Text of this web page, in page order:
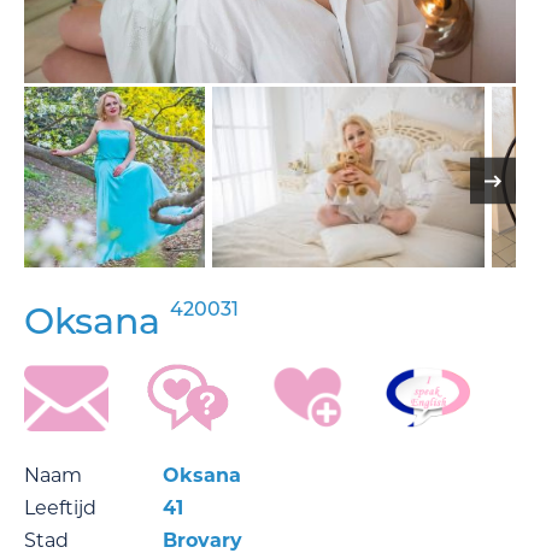
Oksana 420031
Naam
Oksana
Leeftijd
41
Stad
Brovary